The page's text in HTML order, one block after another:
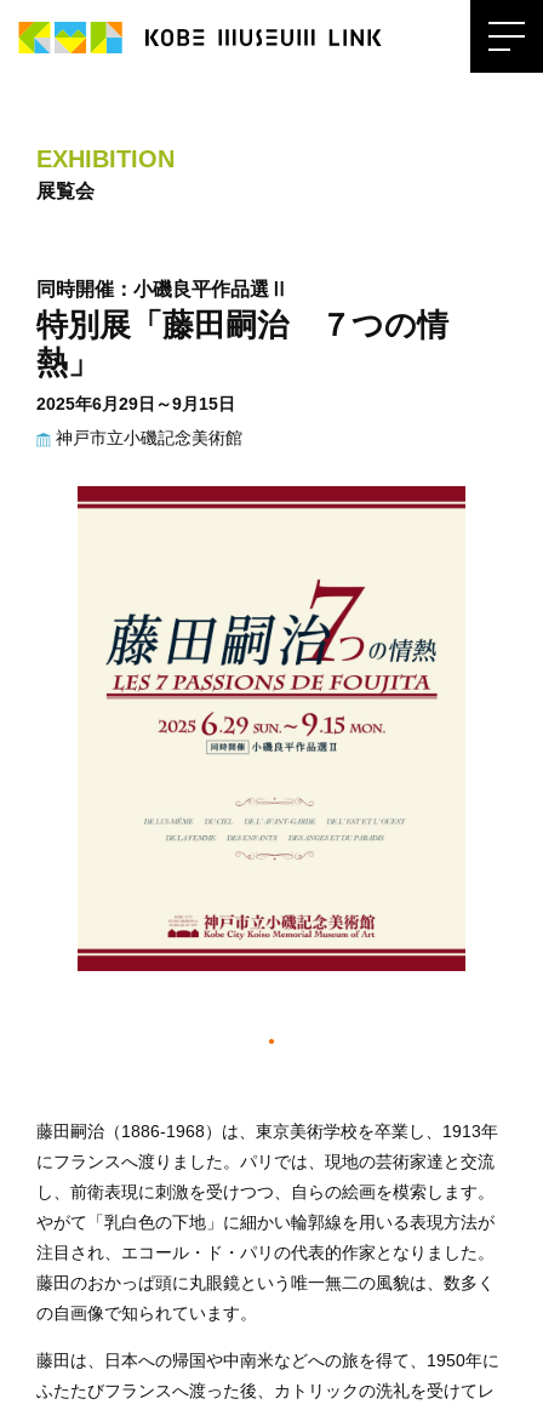
EXHIBITION
展覧会
同時開催：小磯良平作品選Ⅱ
特別展「藤田嗣治 ７つの情
熱」
2025年6月29日～9月15日
神戸市立小磯記念美術館
藤田嗣治（1886-1968）は、東京美術学校を卒業し、1913年
にフランスへ渡りました。パリでは、現地の芸術家達と交流
し、前衛表現に刺激を受けつつ、自らの絵画を模索します。
やがて「乳白色の下地」に細かい輪郭線を用いる表現方法が
注目され、エコール・ド・パリの代表的作家となりました。
藤田のおかっぱ頭に丸眼鏡という唯一無二の風貌は、数多く
の自画像で知られています。
藤田は、日本への帰国や中南米などへの旅を得て、1950年に
ふたたびフランスへ渡った後、カトリックの洗礼を受けてレ